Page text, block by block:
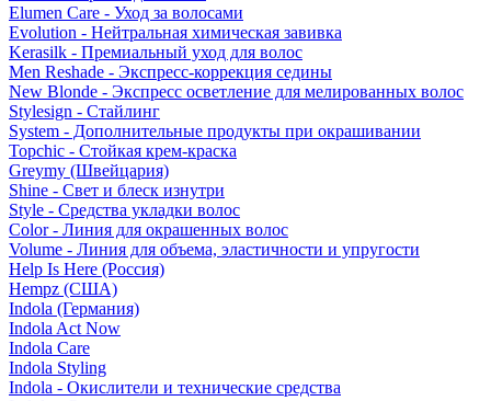
Elumen Care - Уход за волосами
Evolution - Нейтральная химическая завивка
Kerasilk - Премиальный уход для волос
Men Reshade - Экспресс-коррекция седины
New Blonde - Экспресс осветление для мелированных волос
Stylesign - Стайлинг
System - Дополнительные продукты при окрашивании
Topchic - Стойкая крем-краска
Greymy (Швейцария)
Shine - Свет и блеск изнутри
Style - Средства укладки волос
Color - Линия для окрашенных волос
Volume - Линия для объема, эластичности и упругости
Help Is Here (Россия)
Hempz (США)
Indola (Германия)
Indola Act Now
Indola Care
Indola Styling
Indola - Окислители и технические средства